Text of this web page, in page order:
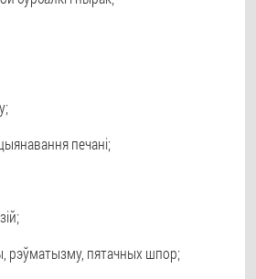
печані;
рэўматызму, пятачных шпор;